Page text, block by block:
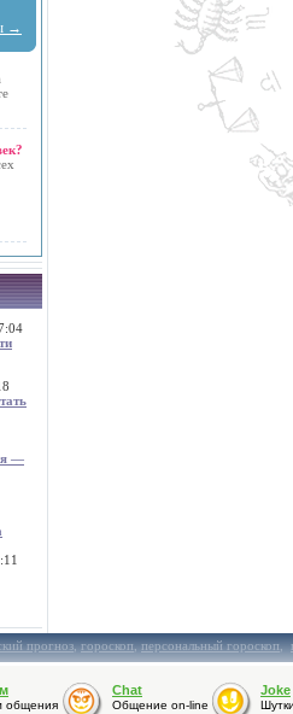
→
—
прогноз,гороскоп,персональный гороскоп,
общения
Chat
Общение on-line
Joke